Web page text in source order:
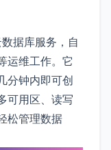
据库服务，自
运维工作。它
分钟内即可创
可用区、读写
松管理数据